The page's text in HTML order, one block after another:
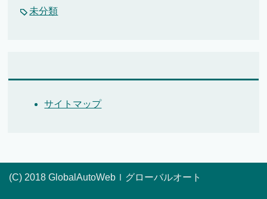
未分類
サイトマップ
(C) 2018 GlobalAutoWebｌグローバルオート